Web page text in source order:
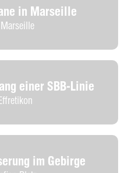
in Marseille
einer SBB-Linie
im Gebirge